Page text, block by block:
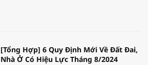
[Tổng Hợp] 6 Quy Định Mới Về Đất Đai,
Nhà Ở Có Hiệu Lực Tháng 8/2024